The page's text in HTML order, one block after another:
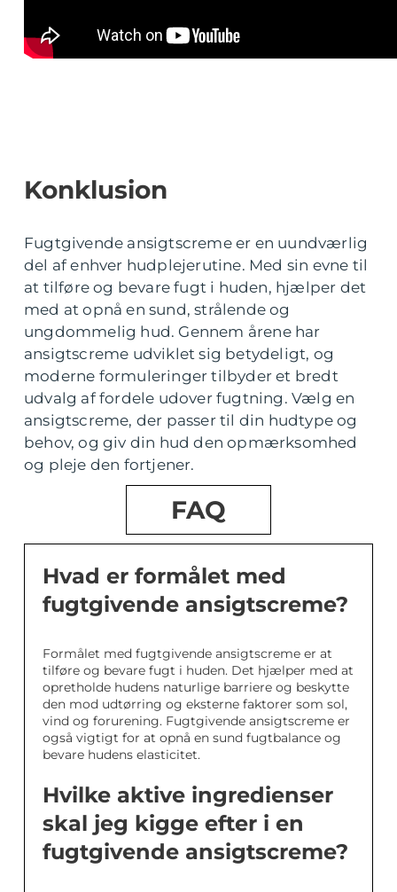
Konklusion
Fugtgivende ansigtscreme er en uundværlig
del af enhver hudplejerutine. Med sin evne til
at tilføre og bevare fugt i huden, hjælper det
med at opnå en sund, strålende og
ungdommelig hud. Gennem årene har
ansigtscreme udviklet sig betydeligt, og
moderne formuleringer tilbyder et bredt
udvalg af fordele udover fugtning. Vælg en
ansigtscreme, der passer til din hudtype og
behov, og giv din hud den opmærksomhed
og pleje den fortjener.
FAQ
Hvad er formålet med
fugtgivende ansigtscreme?
Formålet med fugtgivende ansigtscreme er at
tilføre og bevare fugt i huden. Det hjælper med at
opretholde hudens naturlige barriere og beskytte
den mod udtørring og eksterne faktorer som sol,
vind og forurening. Fugtgivende ansigtscreme er
også vigtigt for at opnå en sund fugtbalance og
bevare hudens elasticitet.
Hvilke aktive ingredienser
skal jeg kigge efter i en
fugtgivende ansigtscreme?